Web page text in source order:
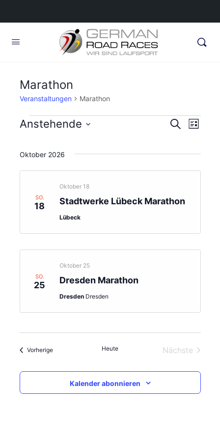
Marathon
Veranstaltungen Marathon
Veranstaltungen
und
SucheListe
Anstehende
wählen.
Oktober 2026
SO.
18 Stadtwerke Lübeck Marathon
Oktober 18
Lübeck
SO.
25 Dresden Marathon
Oktober 25
Dresden Dresden
VorherigeVeranstaltungen Heute
Nächste
Kalender abonnieren